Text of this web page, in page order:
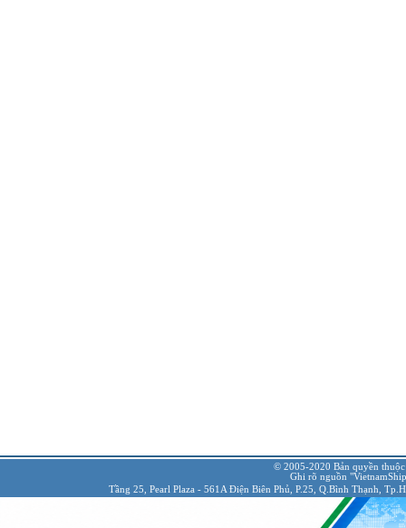
© 2005-2020 Bản quyền
Ghi rõ nguồn
Tầng 25, Pearl Plaza - 561A Điện Biên Phủ, P.25, Q.Bình Thạnh,